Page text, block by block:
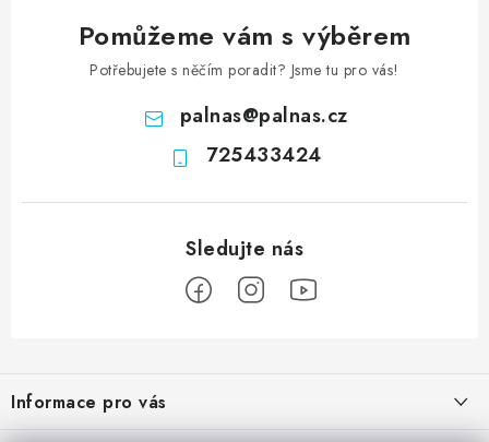
Pomůžeme vám s výběrem
Potřebujete s něčím poradit? Jsme tu pro vás!
palnas@palnas.cz
725433424
pInformace pro vás